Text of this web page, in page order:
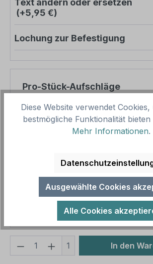
Text ändern oder ersetzen
(+5,95 €)
Lochung zur Befestigung
Pro-Stück-Aufschläge
Produktpreis
Zwischensumme
Gesamtpreis
Preise inkl. MwSt. zzgl.
Aufgrund von Neuberechnungen im
abweichende
Produkt Anzahl: Gib den
1 In den
Diese Website verwendet
bestmögliche Funktionalität
Mehr Informationen.
Ausgewählte Cookies
Alle Cookies